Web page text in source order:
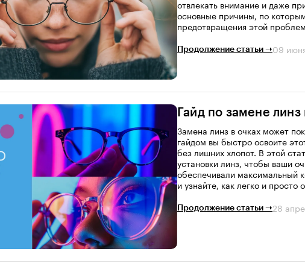
отвлекать внимание и даже
основные причины, по
предотвращения этой
Продолжение статьи ➝09
Гайд по замене линз
Замена линз в очках может
гайдом вы быстро освоите
без лишних хлопот. В этой
установки линз, чтобы ваши
обеспечивали максимальный
и узнайте, как легко и просто
Продолжение статьи ➝28